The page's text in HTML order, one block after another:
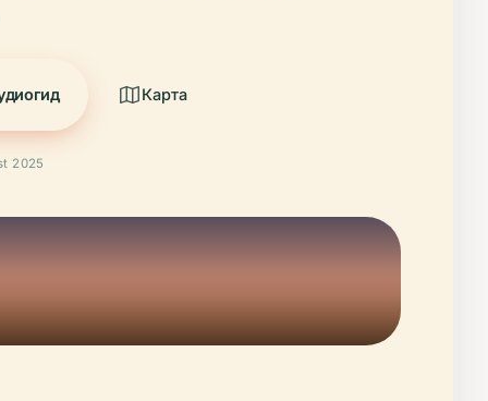
Карта
2025